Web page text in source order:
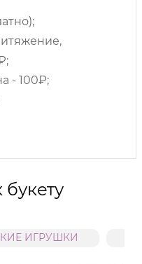
- 100₽;
букету
ИГРУШКИ